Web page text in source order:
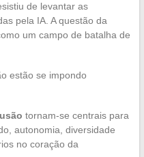
de levantar as
pela IA. A questão da
um campo de batalha de
estão se impondo
tornam-se centrais para
autonomia, diversidade
no coração da